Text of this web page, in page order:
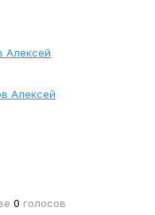
Алексей
Алексей
0 голосов